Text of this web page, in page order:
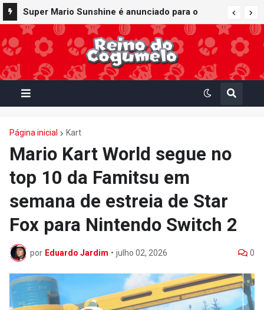
Super Mario Sunshine é anunciado para o
Nintendo GameCube - Nintendo Classics do
Nintendo Switch Online
Página inicial Kart
Mario Kart World segue no
top 10 da Famitsu em
semana de estreia de Star
Fox para Nintendo Switch 2
por Eduardo Jardim • julho 02, 2026 0